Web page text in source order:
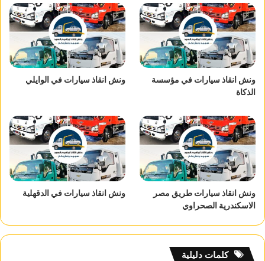
ونش انقاذ سيارات في مؤسسة
الذكاة
ونش انقاذ سيارات في الوايلي
ونش انقاذ سيارات طريق مصر
الاسكندرية الصحراوي
ونش انقاذ سيارات في الدقهلية
كلمات دليلية